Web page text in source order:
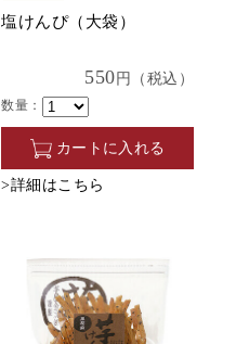
塩けんぴ（大袋）
550 円（税込）
数量：
カートに入れる
>詳細はこちら